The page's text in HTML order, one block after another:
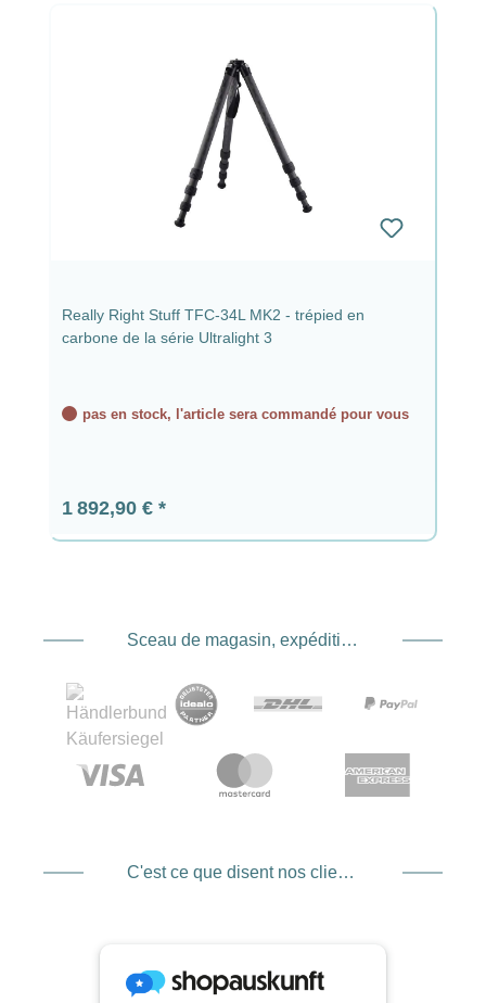
Really Right Stuff TFC-34L MK2 - trépied en
carbone de la série Ultralight 3
pas en stock, l'article sera commandé pour vous
Prix régulier :
1 892,90 €
Sceau de magasin, expédition et expédition. Prestataire de services de paiement
C'est ce que disent nos clients